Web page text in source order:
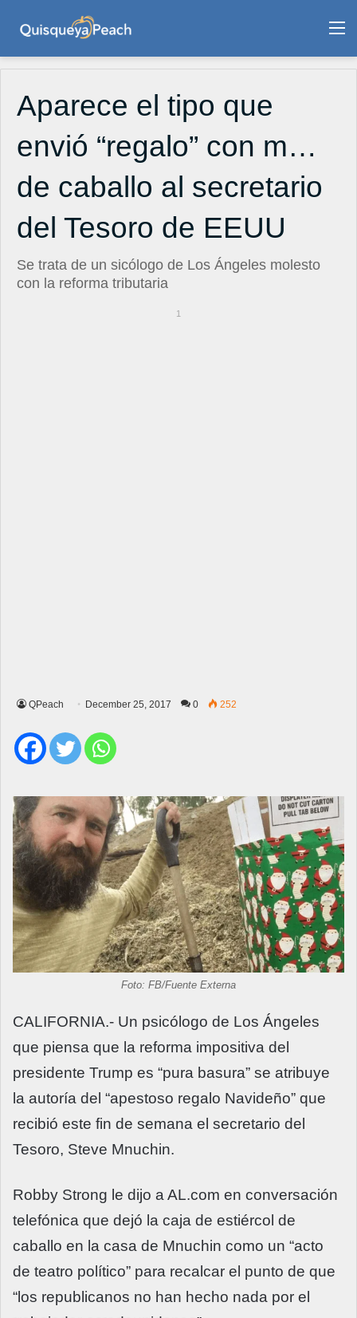
Aparece el tipo que
envió “regalo” con m…
de caballo al secretario
del Tesoro de EEUU
Se trata de un sicólogo de Los Ángeles molesto
con la reforma tributaria
1
QPeach December 25, 2017 0 252
Foto: FB/Fuente Externa
CALIFORNIA.- Un psicólogo de Los Ángeles
que piensa que la reforma impositiva del
presidente Trump es “pura basura” se atribuye
la autoría del “apestoso regalo Navideño” que
recibió este fin de semana el secretario del
Tesoro, Steve Mnuchin.
Robby Strong le dijo a AL.com en conversación
telefónica que dejó la caja de estiércol de
caballo en la casa de Mnuchin como un “acto
de teatro político” para recalcar el punto de que
“los republicanos no han hecho nada por el